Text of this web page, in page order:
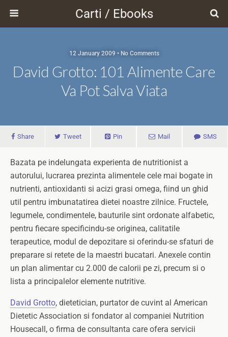
Carti / Ebooks
12 January 2009 • No Comments
David Grotto: 101 Alimente Care
Va Pot Salva Viata
Share Tweet Pin Mail SMS
Bazata pe indelungata experienta de nutritionist a
autorului, lucrarea prezinta alimentele cele mai bogate in
nutrienti, antioxidanti si acizi grasi omega, fiind un ghid
util pentru imbunatatirea dietei noastre zilnice. Fructele,
legumele, condimentele, bauturile sint ordonate alfabetic,
pentru fiecare specificindu-se originea, calitatile
terapeutice, modul de depozitare si oferindu-se sfaturi de
preparare si retete de la maestri bucatari. Anexele contin
un plan alimentar cu 2.000 de calorii pe zi, precum si o
lista a principalelor elemente nutritive.
David Grotto, dietetician, purtator de cuvint al American
Dietetic Association si fondator al companiei Nutrition
Housecall, o firma de consultanta care ofera servicii